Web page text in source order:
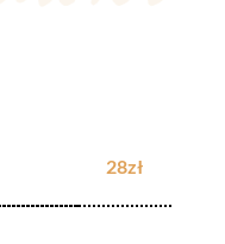
28zł